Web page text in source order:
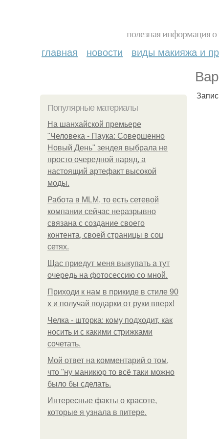
полезная информация
главная новости виды макияжа и
Популярные материалы
На шанхайской премьере
"Человека - Паука: Совершенно
Новый День" зендея выбрала не
просто очередной наряд, а
настоящий артефакт высокой
моды.
Работа в MLM, то есть сетевой
компании сейчас неразрывно
связана с создание своего
контента, своей страницы в соц
сетях.
Щас приедут меня выкупать а тут
очередь на фотосессию со мной.
Приходи к нам в прикиде в стиле 90
х и получай подарки от руки вверх!
Челка - шторка: кому подходит, как
носить и с какими стрижками
сочетать.
Мой ответ на комментарий о том,
что "ну маникюр то всё таки можно
было бы сделать.
Интересные факты о красоте,
которые я узнала в питере.